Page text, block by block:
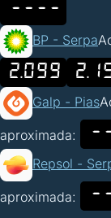
----
BP - Serpa
2.099
Galp - Pias
aproximada:
Repsol -
aproximada: